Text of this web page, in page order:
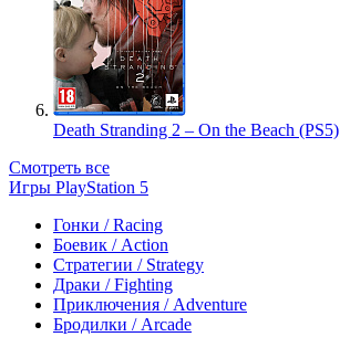
Death Stranding 2 – On the Beach (PS5)
Смотреть все
Игры PlayStation 5
Гонки / Racing
Боевик / Action
Стратегии / Strategy
Драки / Fighting
Приключения / Adventure
Бродилки / Arcade